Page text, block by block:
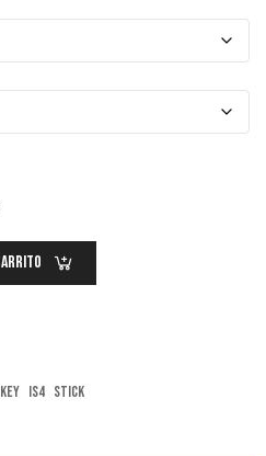
IS4 stick